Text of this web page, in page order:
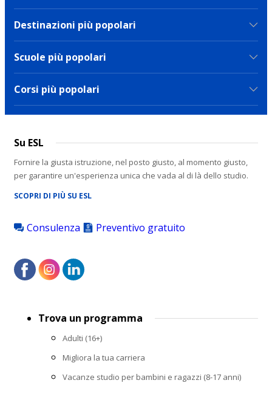
Destinazioni più popolari
Scuole più popolari
Corsi più popolari
Su ESL
Fornire la giusta istruzione, nel posto giusto, al momento giusto,
per garantire un'esperienza unica che vada al di là dello studio.
SCOPRI DI PIÙ SU ESL
Consulenza Preventivo gratuito
menu Trova un programma
Adulti (16+)
Migliora la tua carriera
Vacanze studio per bambini e ragazzi (8-17 anni)